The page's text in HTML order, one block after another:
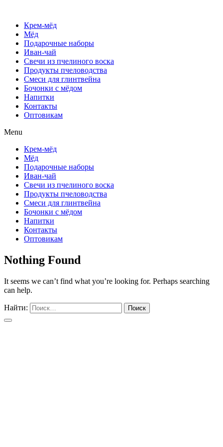
Крем-мёд
Мёд
Подарочные наборы
Иван-чай
Свечи из пчелиного воска
Продукты пчеловодства
Смеси для глинтвейна
Бочонки с мёдом
Напитки
Контакты
Оптовикам
Menu
Крем-мёд
Мёд
Подарочные наборы
Иван-чай
Свечи из пчелиного воска
Продукты пчеловодства
Смеси для глинтвейна
Бочонки с мёдом
Напитки
Контакты
Оптовикам
Nothing Found
It seems we can’t find what you’re looking for. Perhaps searching
can help.
Найти: